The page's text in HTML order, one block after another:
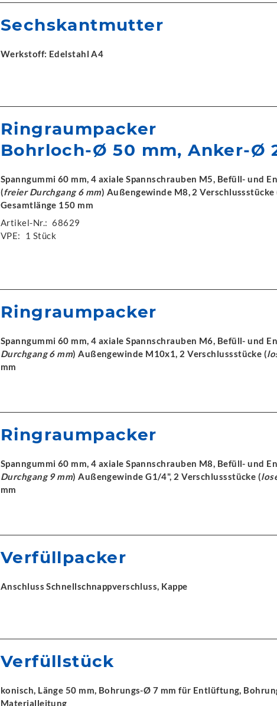
Sechskantmutter
Werkstoff: Edelstahl A4
Ringraumpacker
Bohrloch-Ø 50 mm, Anker-Ø
Spanngummi 60 mm, 4 axiale Spannschrauben M5, Befüll- und
(freier Durchgang 6 mm) Außengewinde M8, 2 Verschlussstücke
Gesamtlänge 150 mm
Artikel-Nr.: 68629
VPE:
1 Stück
Ringraumpacker
Spanngummi 60 mm, 4 axiale Spannschrauben M6, Befüll- und
Durchgang 6 mm) Außengewinde M10x1, 2 Verschlussstücke (
mm
Ringraumpacker
Spanngummi 60 mm, 4 axiale Spannschrauben M8, Befüll- und
Durchgang 9 mm) Außengewinde G1/4", 2 Verschlussstücke (
mm
Verfüllpacker
Anschluss Schnellschnappverschluss, Kappe
Verfüllstück
konisch, Länge 50 mm, Bohrungs-Ø 7 mm für Entlüftung,
Materialleitung